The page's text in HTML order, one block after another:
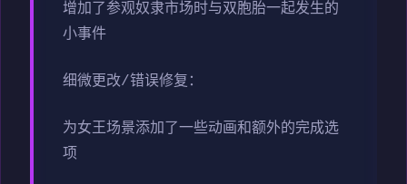
增加了参观奴隶市场时与双胞胎一起发生的
小事件
细微更改/错误修复：
为女王场景添加了一些动画和额外的完成选
项